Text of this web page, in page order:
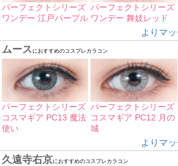
パーフェクトシリーズ
ワンデー 江戸パープル
パーフェクトシリーズ
ワンデー 舞妓レッド
よりマ
ムースにおすすめのコスプレカラコン
パーフェクトシリーズ
コスマギア PC13 魔法
使い
パーフェクトシリーズ
コスマギア PC12 月の
城
よりマ
久遠寺右京におすすめのコスプレカラコン